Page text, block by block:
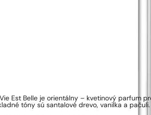
od
a platby
Est Belle je orientálny – kvetinový parfum
tóny sú santalové drevo, vanilka a pačuli.